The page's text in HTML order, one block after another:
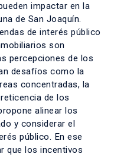
impactar en la
de San Joaquín.
de interés público
son
percepciones de los
desafíos como la
concentradas, la
de los
alinear los
y considerar el
público. En ese
que los incentivos